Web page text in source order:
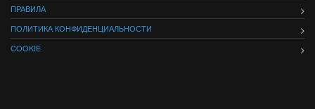
ПРАВИЛА
ПОЛИТИКА КОНФИДЕНЦИАЛЬНОСТИ
COOKIE